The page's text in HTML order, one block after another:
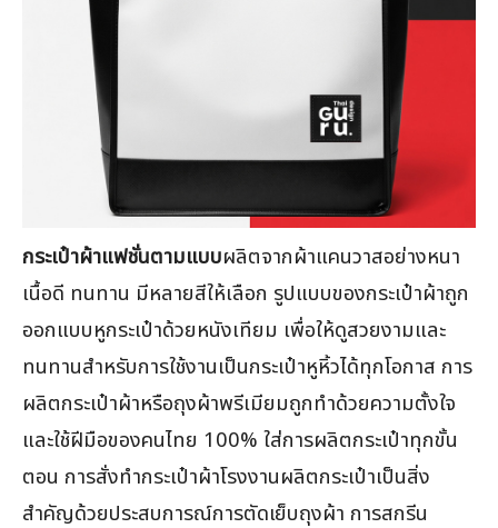
กระเป๋าผ้าแฟชั่นตามแบบผลิตจากผ้าแคนวาสอย่างหนา
เนื้อดี ทนทาน มีหลายสีให้เลือก รูปแบบของกระเป๋าผ้าถูก
ออกแบบหูกระเป๋าด้วยหนังเทียม เพื่อให้ดูสวยงามและ
ทนทานสำหรับการใช้งานเป็นกระเป๋าหูหิ้วได้ทุกโอกาส การ
ผลิตกระเป๋าผ้าหรือถุงผ้าพรีเมียมถูกทำด้วยความตั้งใจ
และใช้ฝีมือของคนไทย 100% ใส่การผลิตกระเป๋าทุกขั้น
ตอน การสั่งทำกระเป๋าผ้าโรงงานผลิตกระเป๋าเป็นสิ่ง
สำคัญด้วยประสบการณ์การตัดเย็บถุงผ้า การสกรีน